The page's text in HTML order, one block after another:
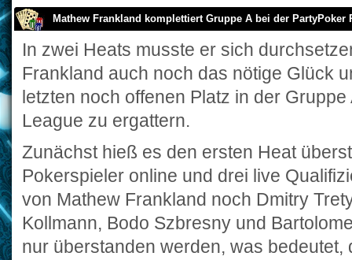
Mathew Frankland komplettiert Gruppe A bei der PartyPoker
In zwei Heats musste er sich
Frankland auch noch das nötige Glück
letzten noch offenen Platz in der
League zu ergattern.
Zunächst hieß es den ersten Heat
Pokerspieler online und drei live
von Mathew Frankland noch Dmitry
Kollmann, Bodo Szbresny und
nur überstanden werden, was